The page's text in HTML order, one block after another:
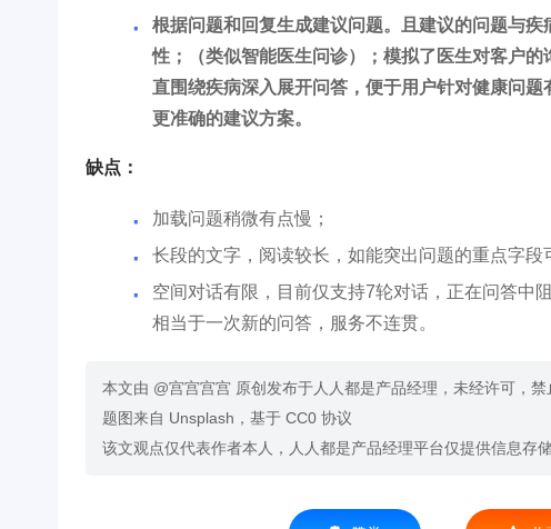
根据问题和回复生成建议问题。且建议的问题与
性；（类似智能医生问诊）；模拟了医生对客户
直围绕疾病深入展开问答，便于用户针对健康问
更准确的建议方案。
缺点：
加载问题稍微有点慢；
长段的文字，阅读较长，如能突出问题的重点字段
空间对话有限，目前仅支持7轮对话，正在问答中
相当于一次新的问答，服务不连贯。
本文由 @宫宫宫宫 原创发布于人人都是产品经理，未经许可，禁
题图来自 Unsplash，基于 CC0 协议
该文观点仅代表作者本人，人人都是产品经理平台仅提供信息存储